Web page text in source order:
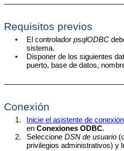
Requisitos previos
• El controladorpsqlODBC
sistema.
•
Disponer de los siguientes
puerto, base de datos,
Conexión
1. Inicie el asistente de
enConexiones ODBC.
2.
SeleccioneDSN de usuario
privilegios administrativos) y